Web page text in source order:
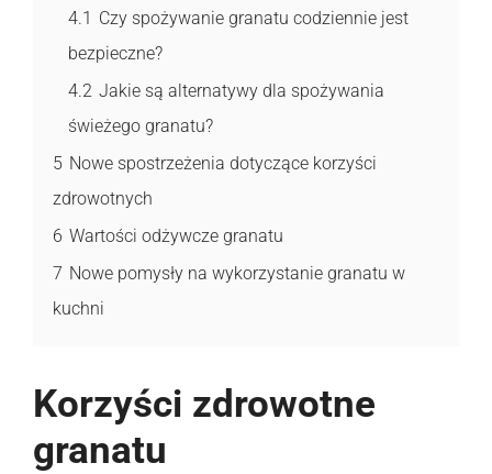
4.1 Czy spożywanie granatu codziennie jest
bezpieczne?
4.2 Jakie są alternatywy dla spożywania
świeżego granatu?
5 Nowe spostrzeżenia dotyczące korzyści
zdrowotnych
6 Wartości odżywcze granatu
7 Nowe pomysły na wykorzystanie granatu w
kuchni
Korzyści zdrowotne
granatu